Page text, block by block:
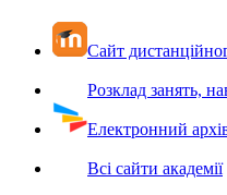
Сайт
Розклад занять,
Електронний
Всі сайти академії